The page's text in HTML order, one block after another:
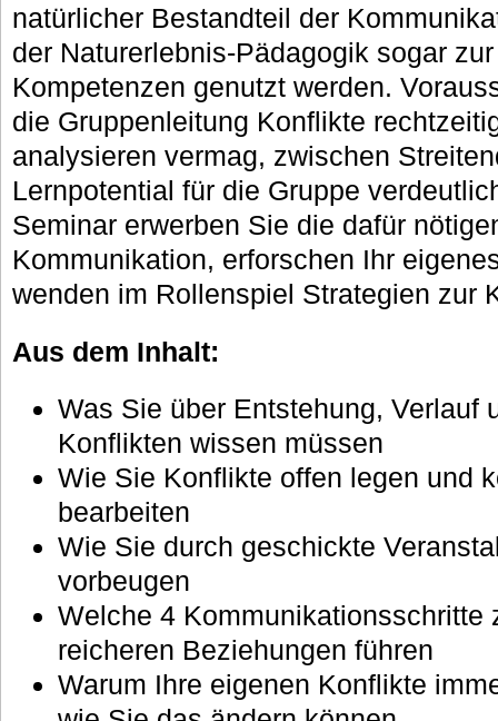
natürlicher Bestandteil der
der Naturerlebnis-Pädagogik sogar
Kompetenzen genutzt werden.
die Gruppenleitung Konflikte
analysieren vermag, zwischen
Lernpotential für die Gruppe
Seminar erwerben Sie die dafür
Kommunikation, erforschen Ihr
wenden im Rollenspiel Strategien zur
Aus dem Inhalt:
Was Sie über Entstehung, Verlauf
Konflikten wissen müssen
Wie Sie Konflikte offen legen und
bearbeiten
Wie Sie durch geschickte
vorbeugen
Welche 4 Kommunikationsschritte
reicheren Beziehungen führen
Warum Ihre eigenen Konflikte